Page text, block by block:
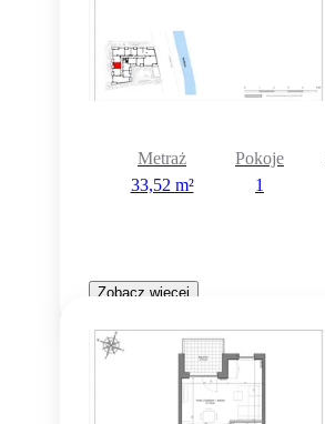
Metraż
33,52 m²
Pokoje
1
Zobacz więcej